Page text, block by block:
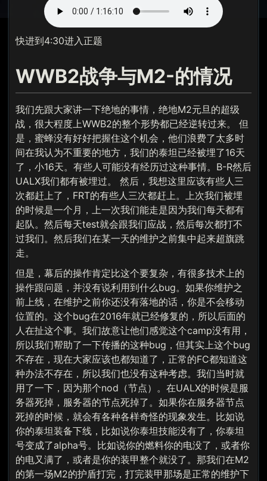
快进到4:30进入正题
WWB2战争与M2-的情况
我们先跟大家讲一下绝地的事情，绝地M2元旦的超级
战，很大程度上WWB2的整个形势都已经逆转过来。 但
是，蜜蜂没有好好把握住这个机会，他们浪费了太多时
间在我认为不重要的地方，我们的泰坦已经被埋了16天
了，小16天。有些人可能没有经历过这种事情。B-R然后
UALX我们都有被埋过。 然后，我想这里应该有些人三
次都赶上了，FRT的有些人三次都赶上。上次我们被埋
的时候是一个月，上一次我们能走是因为我们每天都有
起队。然后每天test就会跟我们应战，然后每次都打不
过我们。然后我们在某一天的维护之前集中起来超旗跳
走。
但是，幕后的操作肯定比这个要复杂，有很多技术上的
操作跟问题，并没有说利用到什么bug。如果你维护之
前上线，在维护之前你还没有落地的话，你是不会移动
位置的。这个bug在2016年就已经修复的，所以后面的
人在扯这个事。我们故意让他们感觉这个camp没有用，
所以我们帮助了一下传播的这种bug，但其实上这个bug
不存在，现在大家应该也都知道了，正常的FC都知道这
种办法不存在，所以我们也没有这种考虑。我们当时就
用了一下，因为那个nod（节点）。在UALX的时候是服
务器死掉，服务器的节点死掉了。如果你在服务器节点
死掉的时候，就会有各种各样奇怪的现象发生。比如说
你的泰坦装备下线，比如说你泰坦技能没有了，你泰坦
号变成了alpha号。比如说你的燃料你的电没了，或者你
的电又满了，或者是你的装甲整个就没了。那我们在M2
的第一场M2的护盾打完，打完装甲那场是正常的维护下